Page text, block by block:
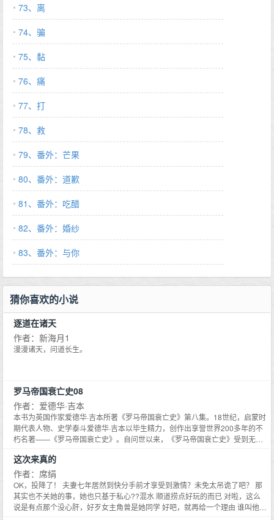
73、离
74、骗
75、黏
76、痛
77、打
78、救
79、番外：芒果
80、番外：道歉
81、番外：吃醋
82、番外：婚纱
83、番外：与你
猜你喜欢的小说
逐道在诸天
作者：新海月1
漫漫诸天，问道长生。
罗马帝国衰亡史08
作者：爱德华·吉本
本书为英国作家爱德华·吉本所著《罗马帝国衰亡史》第八集。18世纪，启蒙时
期代表人物、史学泰斗爱德华·吉本以毕生精力，创作出享誉世界200多年的不
朽名著——《罗马帝国衰亡史》。自问世以来，《罗马帝国衰亡史》受到无数
克尼尔、科幻经典《银河帝国》的作者阿西莫夫等。二战时期知名的英国首相
丘吉尔，更是经常在演说中引用书里的金句，其政治和战略思想也深受该书影
响。《罗马帝国衰亡史》从政治、经济、军事、文化等角度，展现了罗马帝国
1300多年由盛而衰、直至毁灭的全过程。博大雄伟的史观加上优美典雅的文
字，使得西方人一谈及罗马帝国，必定会想到此书。此书也自然而然成为了了
这次来真的
作者：席绢
OK，投降了！ 夫妻七年居然到快分手前才享受到激情？未免太吊诡了吧？ 那
其实也不关她的事，她也只基于私心??混水 顺道捞点好玩的而已 对啦，这么
说是有点那个没心肝，好歹女主角曾是她同学 好吧，就再给一个理由 谁叫他们